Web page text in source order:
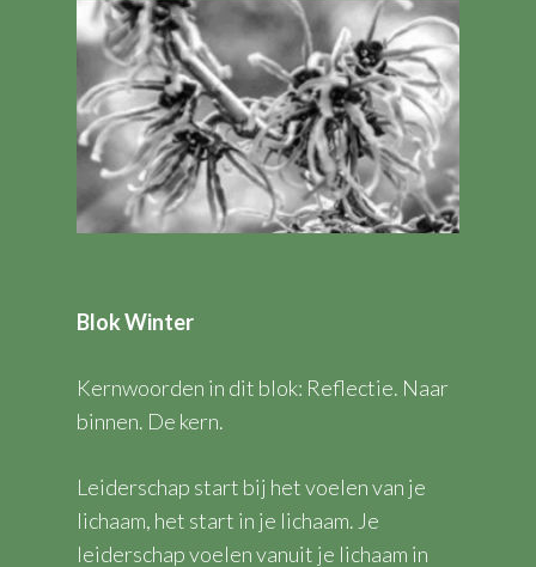
Blok Winter
Kernwoorden in dit blok: Reflectie. Naar
binnen. De kern.
Leiderschap start bij het voelen van je
lichaam, het start in je lichaam. Je
leiderschap voelen vanuit je lichaam in